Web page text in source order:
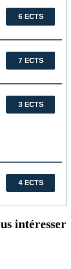
6 ECTS
7 ECTS
3 ECTS
4 ECTS
intéresser